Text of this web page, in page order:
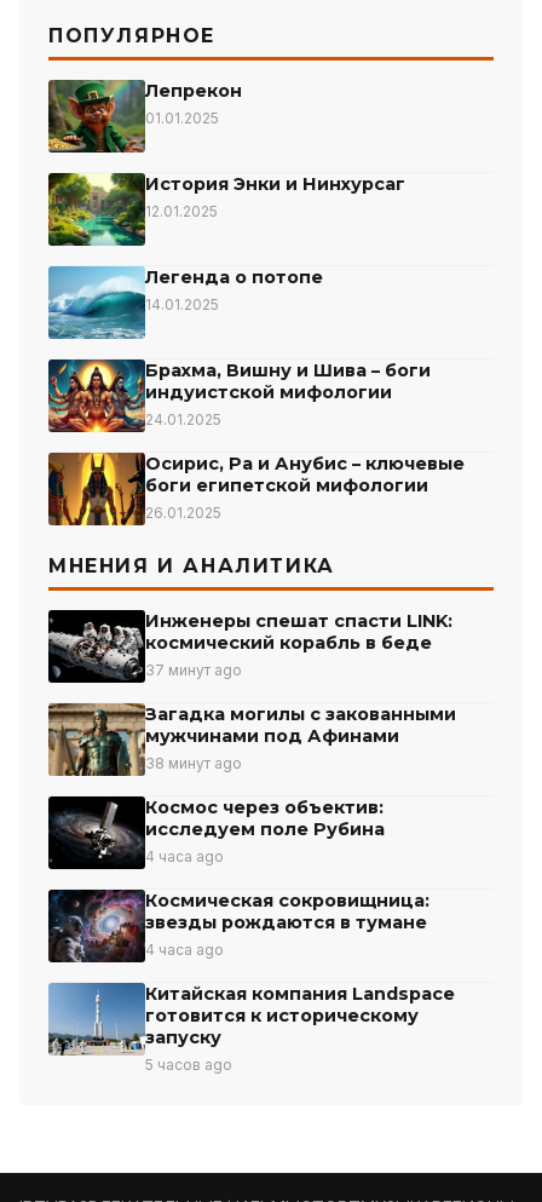
ПОПУЛЯРНОЕ
Лепрекон
01.01.2025
История Энки и Нинхурсаг
12.01.2025
Легенда о потопе
14.01.2025
Брахма, Вишну и Шива – боги
индуистской мифологии
24.01.2025
Осирис, Ра и Анубис – ключевые
боги египетской мифологии
26.01.2025
МНЕНИЯ И АНАЛИТИКА
Инженеры спешат спасти LINK:
космический корабль в беде
37 минут ago
Загадка могилы с закованными
мужчинами под Афинами
38 минут ago
Космос через объектив:
исследуем поле Рубина
4 часа ago
Космическая сокровищница:
звезды рождаются в тумане
4 часа ago
Китайская компания Landspace
готовится к историческому
запуску
5 часов ago